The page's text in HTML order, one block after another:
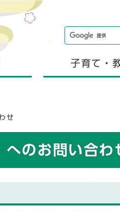
子育て・
せ
へのお問い合わ